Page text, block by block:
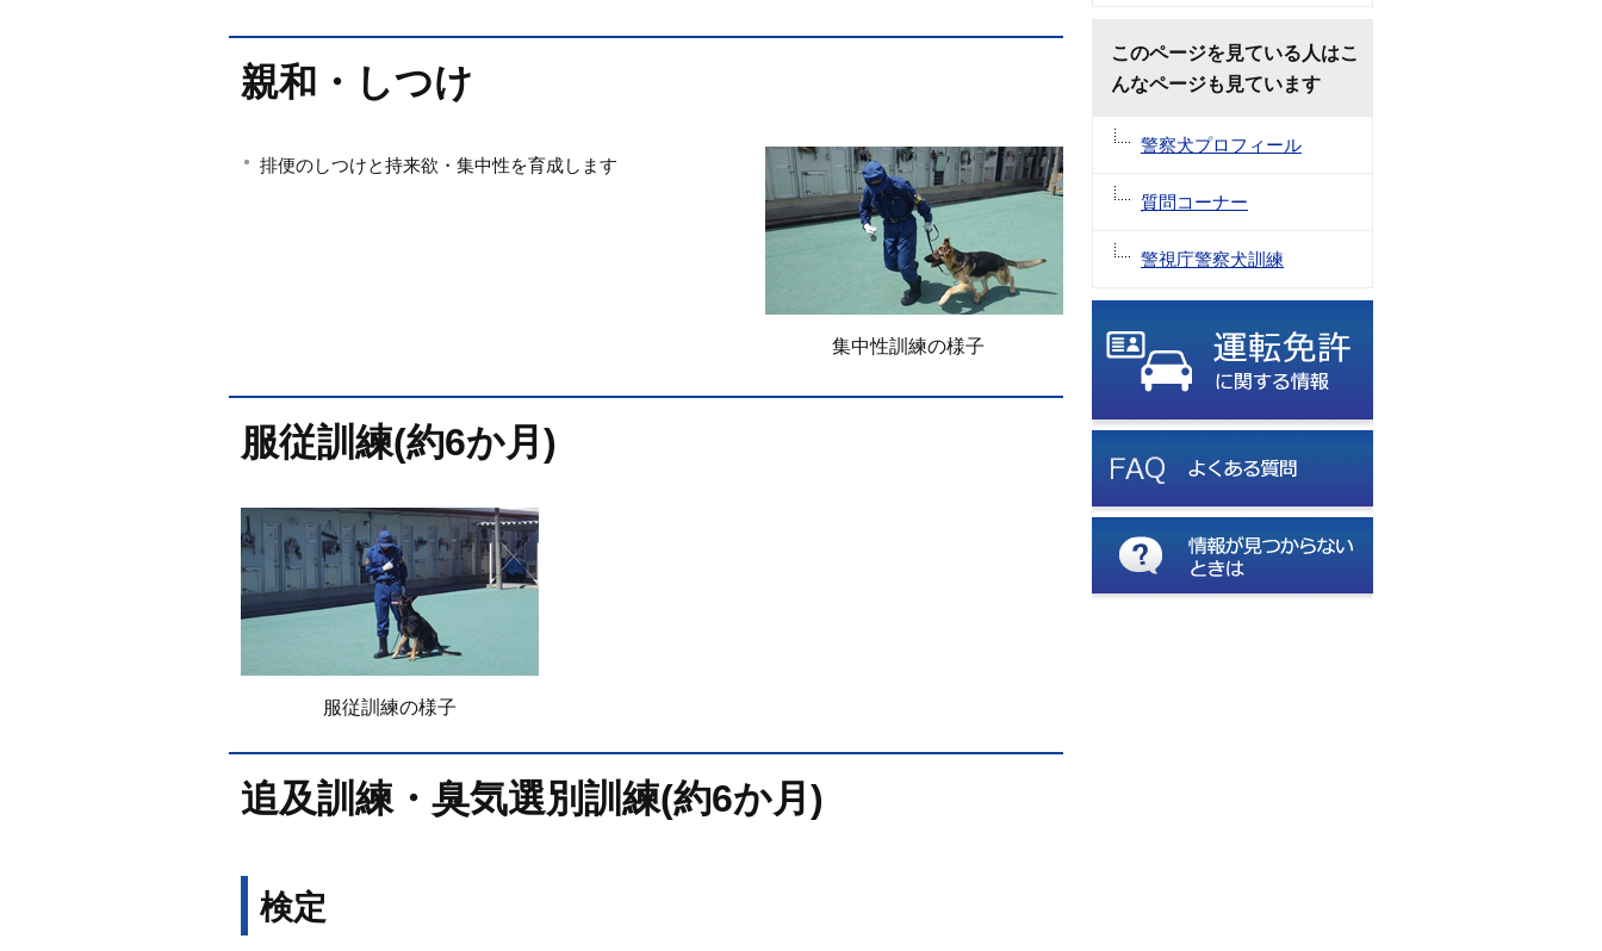
親和・しつけ
集中性訓練の様子
排便のしつけと持来欲・集中性を育成します
服従訓練(約6か月)
服従訓練の様子
追及訓練・臭気選別訓練(約6か月)
検定
このページを見ている人はこ
んなページも見ています
警察犬プロフィール
質問コーナー
警視庁警察犬訓練